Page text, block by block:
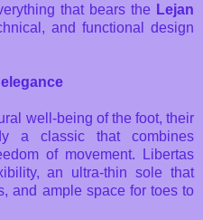
that bears the Lejan
and functional design
well-being of the foot, their
a classic that combines
of movement. Libertas
an ultra-thin sole that
and ample space for toes to